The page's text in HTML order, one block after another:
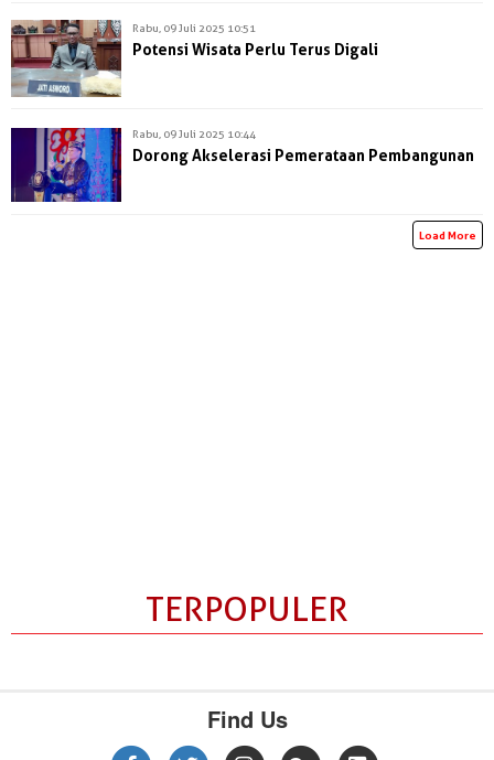
Rabu, 09 Juli 2025 10:51
Potensi Wisata Perlu Terus Digali
Rabu, 09 Juli 2025 10:44
Dorong Akselerasi Pemerataan Pembangunan
Load More
TERPOPULER
Find Us